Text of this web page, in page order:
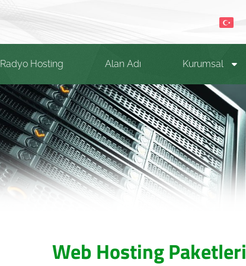
Radyo Hosting Alan Adı Kurumsal
Web Hosting Paketleri